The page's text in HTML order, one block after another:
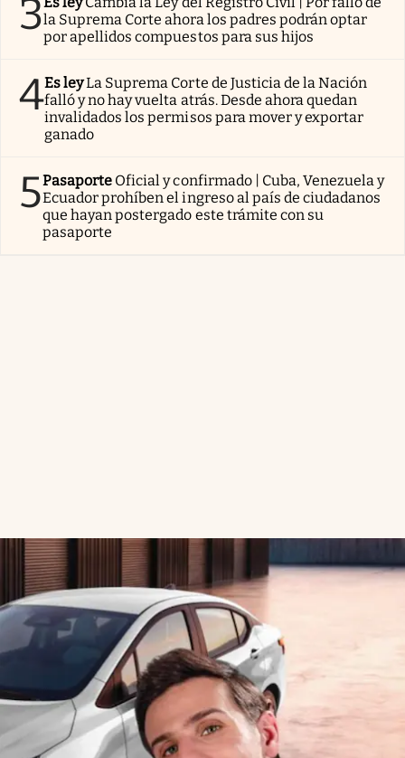
3la Suprema Corte ahora los padres podrán optar
por apellidos compuestos para sus hijos
4Es leyLa Suprema Corte de Justicia de la Nación
falló y no hay vuelta atrás. Desde ahora quedan
invalidados los permisos para mover y exportar
ganado
5Pasaporte Oficial y confirmado | Cuba, Venezuela y
Ecuador prohíben el ingreso al país de ciudadanos
que hayan postergado este trámite con su
pasaporte